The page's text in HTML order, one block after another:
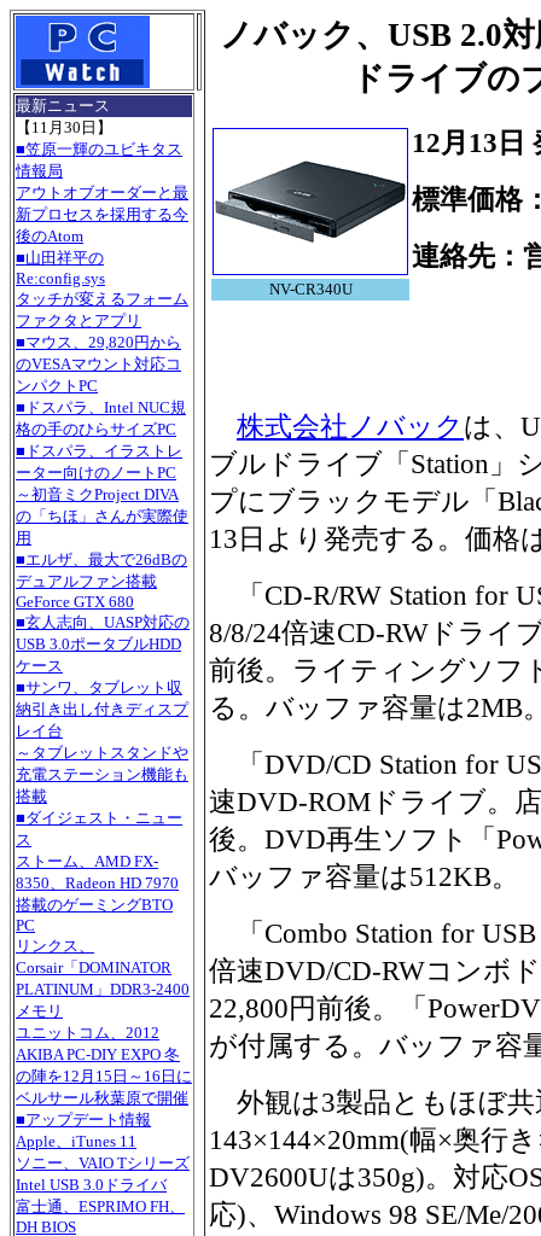
最新ニュース
【11月30日】
■笠原一輝のユビキタス
情報局
アウトオブオーダーと最
新プロセスを採用する今
後のAtom
■山田祥平の
Re:config.sys
タッチが変えるフォーム
ファクタとアプリ
■マウス、29,820円から
のVESAマウント対応コ
ンパクトPC
■ドスパラ、Intel NUC規
格の手のひらサイズPC
■ドスパラ、イラストレ
ーター向けのノートPC
～初音ミクProject DIVA
の「ちほ」さんが実際使
用
■エルザ、最大で26dBの
デュアルファン搭載
GeForce GTX 680
■玄人志向、UASP対応の
USB 3.0ポータブルHDD
ケース
■サンワ、タブレット収
納引き出し付きディスプ
レイ台
～タブレットスタンドや
充電ステーション機能も
搭載
■ダイジェスト・ニュー
ス
ストーム、AMD FX-
8350、Radeon HD 7970
搭載のゲーミングBTO
PC
リンクス、
Corsair「DOMINATOR
PLATINUM」DDR3-2400
メモリ
ユニットコム、2012
AKIBA PC-DIY EXPO 冬
の陣を12月15日～16日に
ベルサール秋葉原で開催
■アップデート情報
Apple、iTunes 11
ソニー、VAIO Tシリーズ
Intel USB 3.0ドライバ
富士通、ESPRIMO FH、
DH BIOS
ノバック、USB 2.0
ドライブの
NV-CR340U
12月13日
標準価格
連絡先：
株式会社ノバック は、
ブルドライブ「Station」
プにブラックモデル「
13日より発売する。価格
「CD-R/RW Station for
8/8/24倍速CD-RWドライ
前後。ライティングソフ
る。バッファ容量は2MB
「DVD/CD Station for
速DVD-ROMドライブ。
後。DVD再生ソフト「
バッファ容量は512KB。
「Combo Station for
倍速DVD/CD-RWコンボ
22,800円前後。「
が付属する。バッファ容
外観は3製品ともほぼ
143×144×20mm(幅×奥行
DV2600Uは350g)。対応
応)、Windows 98 SE/Me/